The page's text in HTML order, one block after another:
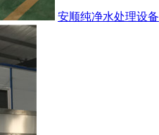
安顺纯净水处理设备